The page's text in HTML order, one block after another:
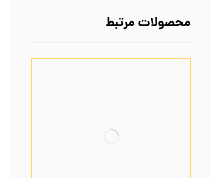
محصولات مرتبط